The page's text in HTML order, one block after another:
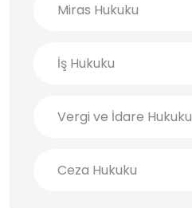
Miras Hukuku
İş Hukuku
Vergi ve İdare Hukuku
Ceza Hukuku